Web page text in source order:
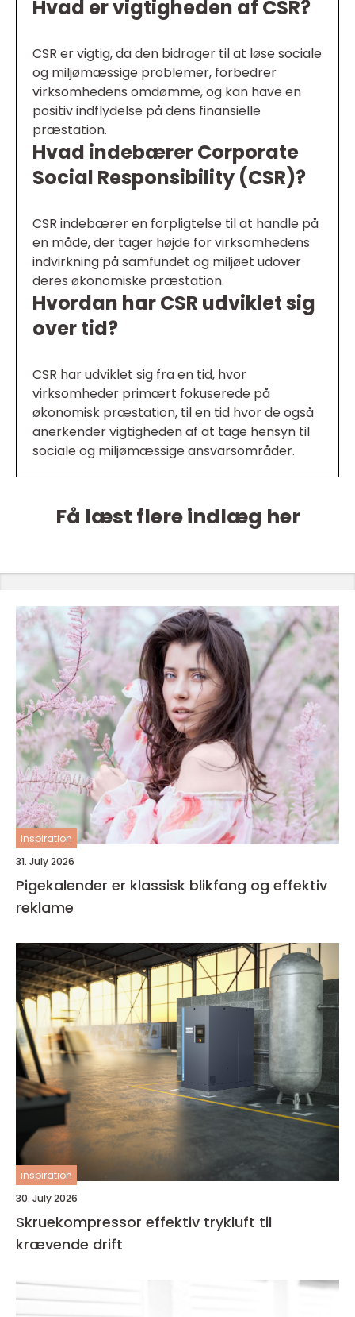
Hvad er vigtigheden af CSR?
CSR er vigtig, da den bidrager til at løse sociale
og miljømæssige problemer, forbedrer
virksomhedens omdømme, og kan have en
positiv indflydelse på dens finansielle
præstation.
Hvad indebærer Corporate
Social Responsibility (CSR)?
CSR indebærer en forpligtelse til at handle på
en måde, der tager højde for virksomhedens
indvirkning på samfundet og miljøet udover
deres økonomiske præstation.
Hvordan har CSR udviklet sig
over tid?
CSR har udviklet sig fra en tid, hvor
virksomheder primært fokuserede på
økonomisk præstation, til en tid hvor de også
anerkender vigtigheden af at tage hensyn til
sociale og miljømæssige ansvarsområder.
Få læst flere indlæg her
inspiration
31. July 2026
Pigekalender er klassisk blikfang og effektiv
reklame
inspiration
30. July 2026
Skruekompressor effektiv trykluft til
krævende drift